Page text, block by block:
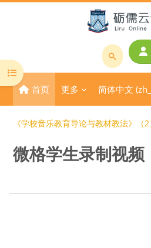
搜
课
程
或
师
首页 更多 简体中文
打开课程索引
《学校音乐教育导论与教材教法》（2
微格学生录制视频
版块
章节大纲